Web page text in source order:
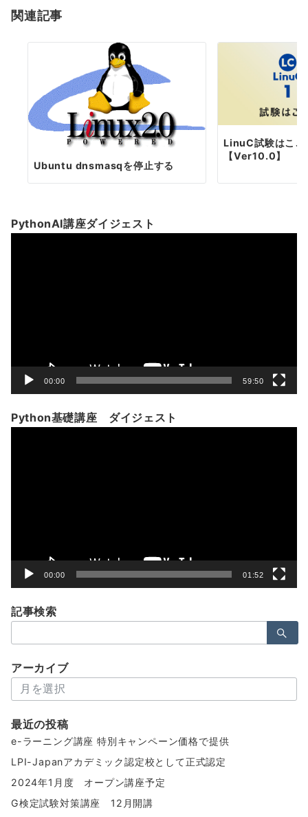
ン
関連記事
Ubuntu dnsmasqを停止する
LinuC試験はここ
【Ver10.0】
PythonAI講座ダイジェスト
00:00 59:50
Python基礎講座 ダイジェスト
00:00 01:52
記事検索
索：
アーカイブ
ー
イ
ブ
最近の投稿
e-ラーニング講座 特別キャンペーン価格で提供
LPI-Japanアカデミック認定校として正式認定
2024年1月度 オープン講座予定
G検定試験対策講座 12月開講